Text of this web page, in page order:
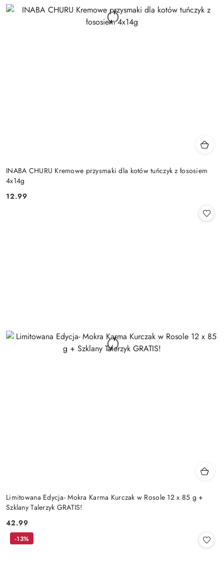
INABA CHURU Kremowe przysmaki dla kotów tuńczyk z łososiem
4x14g
Cena:
12.99
Limitowana Edycja- Mokra Karma Kurczak w Rosole 12 x 85 g +
Szklany Talerzyk GRATIS!
Cena:
42.99
-13%